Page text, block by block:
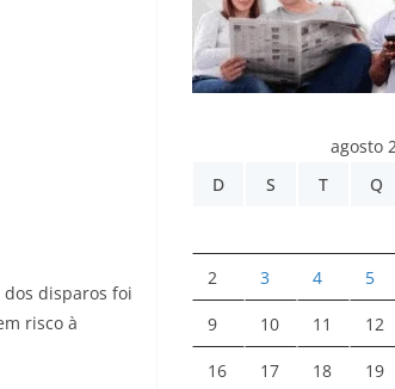
dos disparos foi
risco à
agosto
D
S T Q
2 3 4 5
9 10 11 12
16 17 18 19